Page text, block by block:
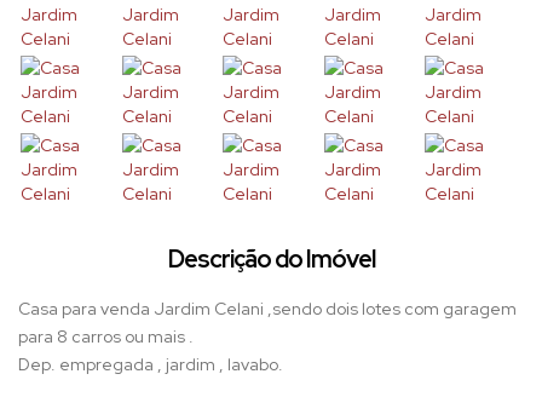
Descrição do Imóvel
Casa para venda Jardim Celani ,sendo dois lotes com garagem
para 8 carros ou mais .
Dep. empregada , jardim , lavabo.